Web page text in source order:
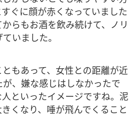
ぐに顔が赤くなっていました
らもお酒を飲み続けて、ノリ
いました。
もあって、女性との距離が近
、嫌な感じはしなかったで
といったイメージですね。泥
くなり、唾が飛んでくること